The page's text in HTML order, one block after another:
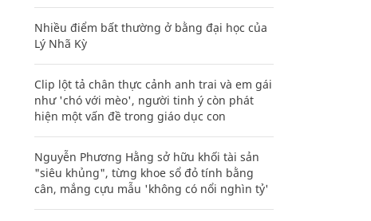
Nhiều điểm bất thường ở bằng đại học của
Lý Nhã Kỳ
Clip lột tả chân thực cảnh anh trai và em gái
như 'chó với mèo', người tinh ý còn phát
hiện một vấn đề trong giáo dục con
Nguyễn Phương Hằng sở hữu khối tài sản
"siêu khủng", từng khoe sổ đỏ tính bằng
cân, mắng cựu mẫu 'không có nổi nghìn tỷ'